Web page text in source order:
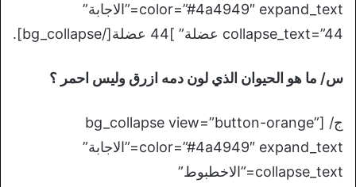
color=”#4a4949″ expand_text=”الاجابة”
collapse_text=”44 عضلة” ]44 عضلة[/bg_collapse].
س/ ما هو الحيوان الذي لون دمه ازرق وليس احمر ؟
ج/ [bg_collapse view=”button-orange”
color=”#4a4949″ expand_text=”الاجابة”
collapse_text=”الاخطبوط”